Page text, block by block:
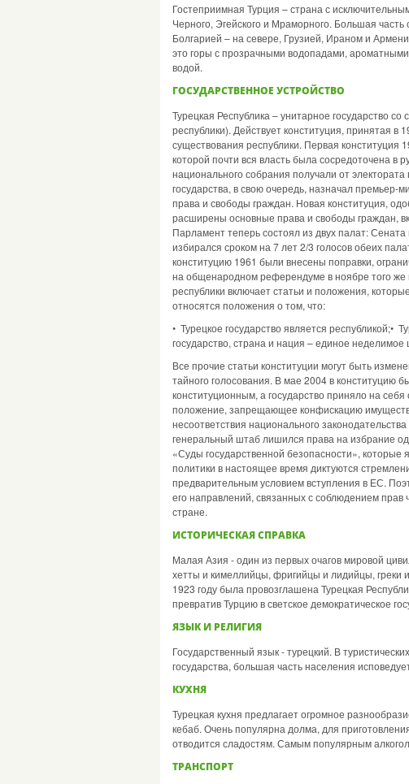
Гостеприимная Турция – страна с
Черного, Эгейского и Мраморного. Большая
Болгарией – на севере, Грузией, Ираном и
это горы с прозрачными водопадами,
водой.
ГОСУДАРСТВЕННОЕ УСТРОЙСТВО
Турецкая Республика – унитарное государство
республики). Действует конституция, принятая
существования республики. Первая конституция
которой почти вся власть была сосредоточена в
национального собрания получали от
государства, в свою очередь, назначал премьер-
права и свободы граждан. Новая конституция,
расширены основные права и свободы граждан,
Парламент теперь состоял из двух палат:
избирался сроком на 7 лет 2/3 голосов обеих
конституцию 1961 были внесены поправки,
на общенародном референдуме в ноябре того же
республики включает статьи и положения,
относятся положения о том, что:
• Турецкое государство является республикой;•
государство, страна и нация – единое
Все прочие статьи конституции могут быть
тайного голосования. В мае 2004 в конституцию
конституционным, а государство приняло на
положение, запрещающее конфискацию
несоответствия национального
генеральный штаб лишился права на избрание
«Суды государственной безопасности»,
политики в настоящее время диктуются
предварительным условием вступления в ЕС.
его направлений, связанных с соблюдением
стране.
ИСТОРИЧЕСКАЯ СПРАВКА
Малая Азия - один из первых очагов мировой
хетты и кимеллийцы, фригийцы и лидийцы, греки
1923 году была провозглашена Турецкая
превратив Турцию в светское демократическое
ЯЗЫК И РЕЛИГИЯ
Государственный язык - турецкий. В
государства, большая часть населения
КУХНЯ
Турецкая кухня предлагает огромное
кебаб. Очень популярна долма, для
отводится сладостям. Самым популярным
ТРАНСПОРТ